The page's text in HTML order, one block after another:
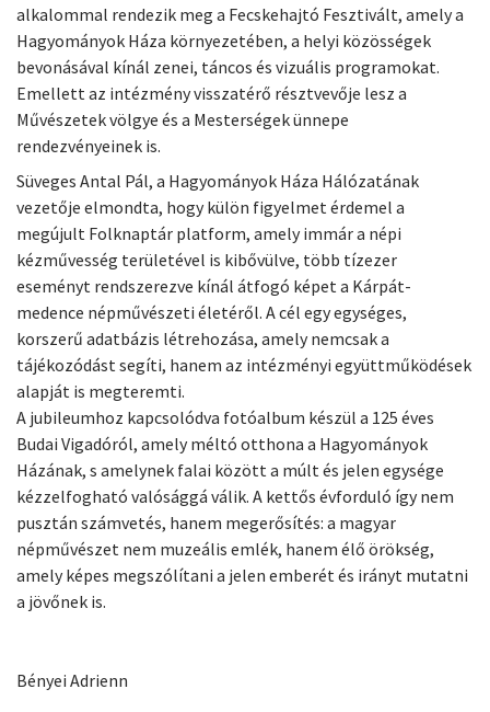
alkalommal rendezik meg a Fecskehajtó Fesztivált, amely a
Hagyományok Háza környezetében, a helyi közösségek
bevonásával kínál zenei, táncos és vizuális programokat.
Emellett az intézmény visszatérő résztvevője lesz a
Művészetek völgye és a Mesterségek ünnepe
rendezvényeinek is.
Süveges Antal Pál, a Hagyományok Háza Hálózatának
vezetője elmondta, hogy külön figyelmet érdemel a
megújult Folknaptár platform, amely immár a népi
kézművesség területével is kibővülve, több tízezer
eseményt rendszerezve kínál átfogó képet a Kárpát-
medence népművészeti életéről. A cél egy egységes,
korszerű adatbázis létrehozása, amely nemcsak a
tájékozódást segíti, hanem az intézményi együttműködések
alapját is megteremti.
A jubileumhoz kapcsolódva fotóalbum készül a 125 éves
Budai Vigadóról, amely méltó otthona a Hagyományok
Házának, s amelynek falai között a múlt és jelen egysége
kézzelfogható valósággá válik. A kettős évforduló így nem
pusztán számvetés, hanem megerősítés: a magyar
népművészet nem muzeális emlék, hanem élő örökség,
amely képes megszólítani a jelen emberét és irányt mutatni
a jövőnek is.
Bényei Adrienn